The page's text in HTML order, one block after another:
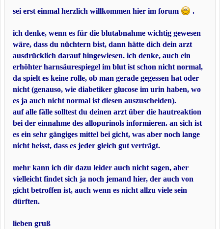
sei erst einmal herzlich willkommen hier im forum .
ich denke, wenn es für die blutabnahme wichtig gewesen
wäre, dass du nüchtern bist, dann hätte dich dein arzt
ausdrücklich darauf hingewiesen. ich denke, auch ein
erhöhter harnsäurespiegel im blut ist schon nicht normal,
da spielt es keine rolle, ob man gerade gegessen hat oder
nicht (genauso, wie diabetiker glucose im urin haben, wo
es ja auch nicht normal ist diesen auszuscheiden).
auf alle fälle solltest du deinen arzt über die hautreaktion
bei der einnahme des allopurinols informieren. an sich ist
es ein sehr gängiges mittel bei gicht, was aber noch lange
nicht heisst, dass es jeder gleich gut verträgt.
mehr kann ich dir dazu leider auch nicht sagen, aber
vielleicht findet sich ja noch jemand hier, der auch von
gicht betroffen ist, auch wenn es nicht allzu viele sein
dürften.
lieben gruß